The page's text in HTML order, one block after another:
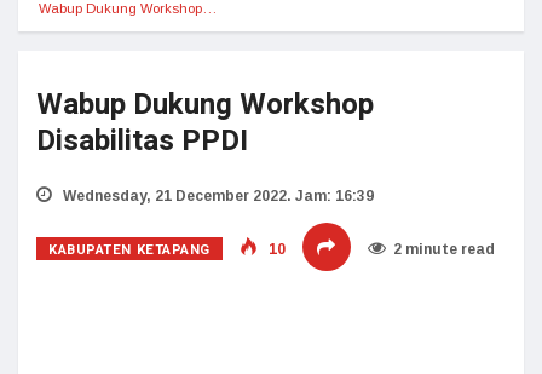
Wabup Dukung Workshop…
Wabup Dukung Workshop
Disabilitas PPDI
Wednesday, 21 December 2022. Jam: 16:39
KABUPATEN KETAPANG 10 2 minute read